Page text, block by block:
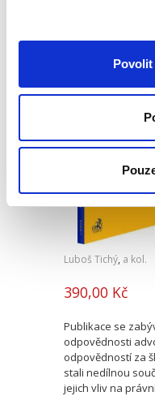
Povolit
povinnosti a její
Po teoretickém
představuje její
Luboš Tichý, a kol.
390,00 Kč
Publikace se
odpovědnosti
odpovědností za
stali nedílnou
jejich vliv na